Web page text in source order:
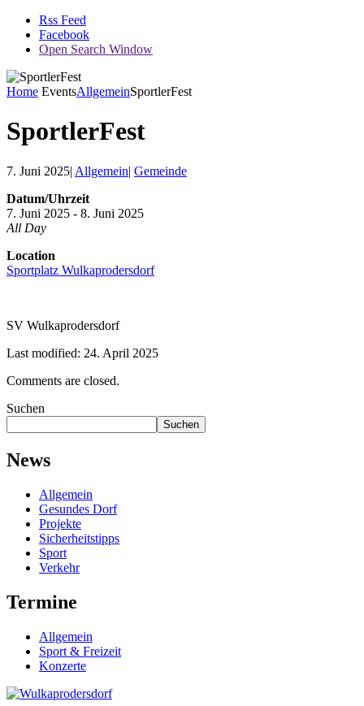
Rss Feed
Facebook
Open Search Window
Home EventsAllgemeinSportlerFest
SportlerFest
7. Juni 2025| Allgemein| Gemeinde
Datum/Uhrzeit
7. Juni 2025 - 8. Juni 2025
All Day
Location
Sportplatz Wulkaprodersdorf
SV Wulkaprodersdorf
Last modified: 24. April 2025
Comments are closed.
Suchen
Suchen
News
Allgemein
Gesundes Dorf
Projekte
Sicherheitstipps
Sport
Verkehr
Termine
Allgemein
Sport & Freizeit
Konzerte